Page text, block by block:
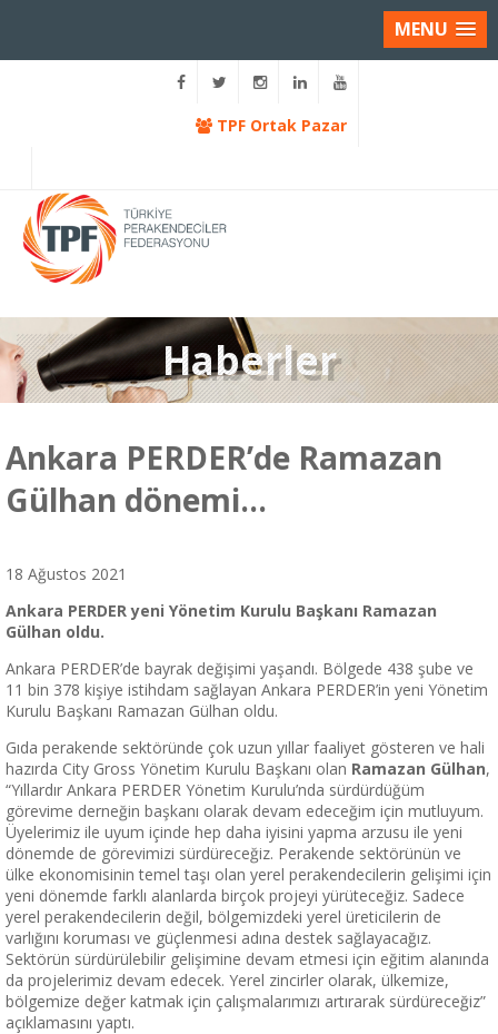
MENU
TPF Ortak Pazar
Haberler
Ankara PERDER’de Ramazan
Gülhan dönemi…
18 Ağustos 2021
Ankara PERDER yeni Yönetim Kurulu Başkanı Ramazan
Gülhan oldu.
Ankara PERDER’de bayrak değişimi yaşandı. Bölgede 438 şube ve
11 bin 378 kişiye istihdam sağlayan Ankara PERDER’in yeni Yönetim
Kurulu Başkanı Ramazan Gülhan oldu.
Gıda perakende sektöründe çok uzun yıllar faaliyet gösteren ve hali
hazırda City Gross Yönetim Kurulu Başkanı olan Ramazan Gülhan,
“Yıllardır Ankara PERDER Yönetim Kurulu’nda sürdürdüğüm
görevime derneğin başkanı olarak devam edeceğim için mutluyum.
Üyelerimiz ile uyum içinde hep daha iyisini yapma arzusu ile yeni
dönemde de görevimizi sürdüreceğiz. Perakende sektörünün ve
ülke ekonomisinin temel taşı olan yerel perakendecilerin gelişimi için
yeni dönemde farklı alanlarda birçok projeyi yürüteceğiz. Sadece
yerel perakendecilerin değil, bölgemizdeki yerel üreticilerin de
varlığını koruması ve güçlenmesi adına destek sağlayacağız.
Sektörün sürdürülebilir gelişimine devam etmesi için eğitim alanında
da projelerimiz devam edecek. Yerel zincirler olarak, ülkemize,
bölgemize değer katmak için çalışmalarımızı artırarak sürdüreceğiz”
açıklamasını yaptı.